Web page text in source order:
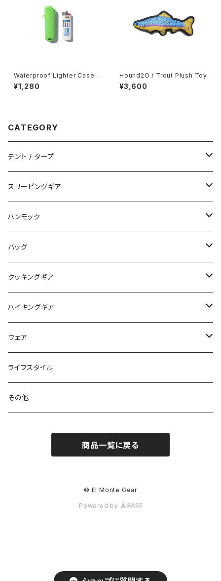
Waterproof Lighter Case f
or BIC
¥1,280
Hound2O / Trout Plush Toy
¥3,600
CATEGORY
テント / タープ
タープ / シェルター
ペグ / ステークス
アクセサリー
スリーピングギア
シュラフ / キルト
ビビィ
マット
ピロー
ハンモック
ハンモック
アクセサリー
バッグ
バックパック
サコッシュ / ウェストポーチ
トートバッグ
パックアクセサリー
クッキングギア
バーナー / ストーブ / 燃料
クッカー / カップ
カトラリー
ボトル
ハイキングギア
ストック
スノーシュー / アイゼン
スタッフサック
ナイフ / ツール
ウェア
トップス
ハードシェル / レインウェア
ウェアアクセサリー
ライフスタイル
その他
商品一覧に戻る
© El Monte Gear
Powered by